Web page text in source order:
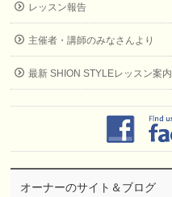
レッスン報告
主催者・講師のみなさんより
最新 SHION STYLEレッスン案内
オーナーのサイト＆ブログ